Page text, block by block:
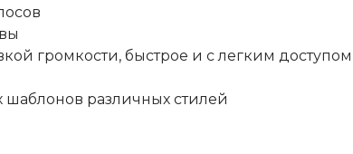
громкости, быстрое и с легким доступом
различных стилей